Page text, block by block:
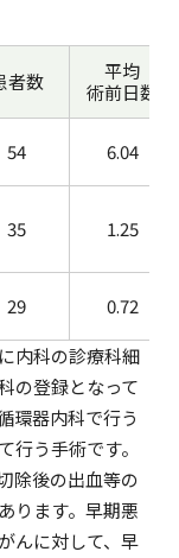
者数
平均
術前日数
54 6.04
35 1.25
29
0.72
内科の診療科細
の登録となって
環器内科で行う
行う手術です。
除後の出血等の
ります。早期悪
んに対して、早